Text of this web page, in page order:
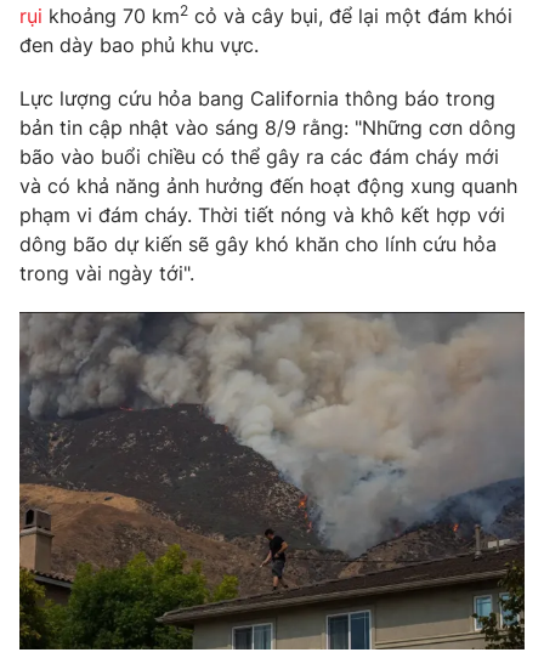
Thị trường
Lịch phát sóng
Chuyên mục khác
Emagazine Podcast
Photo Infographic
Video
VTV Money VTV Thể thao
VTV Sức khoẻ Bất động sản
Thị trường 24h Tấm lòng Việt
VTV4 Vươn mình bằng AI
VTV9 VTV8
rụi khoảng 70 km2 cỏ và cây bụi, để lại một đám khói
đen dày bao phủ khu vực.
Lực lượng cứu hỏa bang California thông báo trong
bản tin cập nhật vào sáng 8/9 rằng: "Những cơn dông
bão vào buổi chiều có thể gây ra các đám cháy mới
và có khả năng ảnh hưởng đến hoạt động xung quanh
phạm vi đám cháy. Thời tiết nóng và khô kết hợp với
dông bão dự kiến ​​sẽ gây khó khăn cho lính cứu hỏa
trong vài ngày tới".